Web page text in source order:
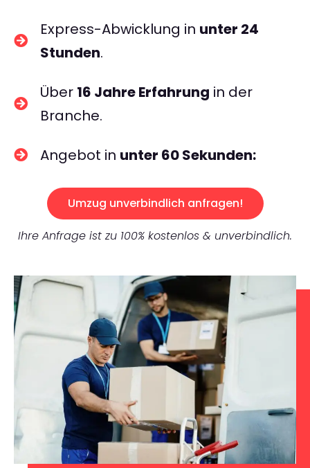
Express-Abwicklung in unter 24
Stunden.
Über 16 Jahre Erfahrung in der
Branche.
Angebot in unter 60 Sekunden:
Umzug unverbindlich anfragen!
Ihre Anfrage ist zu 100% kostenlos & unverbindlich.